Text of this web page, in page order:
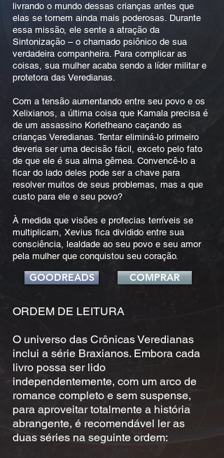
livrando o mundo dessas crianças antes que
elas se tornem ainda mais poderosas. Durante
essa missão, ele sente a atração da
Sintonização – o chamado psiônico de sua
verdadeira companheira. Para complicar as
coisas, sua mulher acaba sendo a líder militar e
protetora das Veredianas.
Com a tensão aumentando entre seu povo e os
Xelixianos, a última coisa que Kamala precisa é
de um assassino Korletheano caçando as
crianças Veredianas. Tentar eliminá-lo primeiro
deveria ser uma decisão fácil, exceto pelo fato
de que ele é sua alma gêmea. Convencê-lo a
ficar do lado deles pode ser a chave para
resolver muitos de seus problemas, mas a que
custo para ele e seu povo?
À medida que visões e profecias terríveis se
multiplicam, Xevius fica dividido entre sua
consciência, lealdade ao seu povo e seu amor
pela mulher que conquistou seu coração.
GOODREADS COMPRAR
ORDEM DE LEITURA
O universo das Crônicas Veredianas
inclui a série Braxianos. Embora cada
livro possa ser lido
independentemente, com um arco de
romance completo e sem suspense,
para aproveitar totalmente a história
abrangente, é recomendável ler as
duas séries na seguinte ordem: